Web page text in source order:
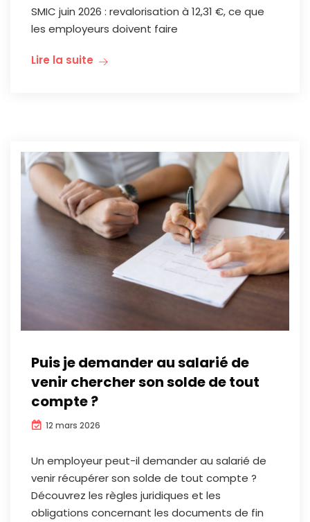
SMIC juin 2026 : revalorisation à 12,31 €, ce que
les employeurs doivent faire
Lire la suite
Puis je demander au salarié de
venir chercher son solde de tout
compte ?
12 mars 2026
Un employeur peut-il demander au salarié de
venir récupérer son solde de tout compte ?
Découvrez les règles juridiques et les
obligations concernant les documents de fin